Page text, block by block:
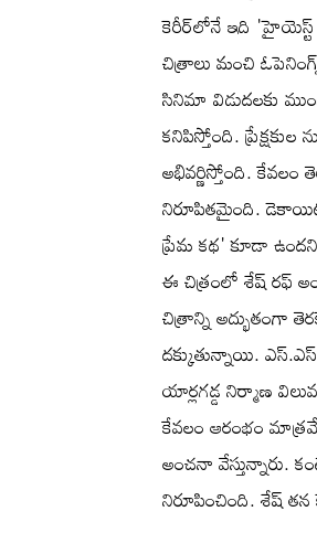
కెరీర్‌లోనే ఇది 'హైయెస్ట్
చిత్రాలు మంచి
సినిమా విడుదలకు
కనిపిస్తోంది.
అభివర్ణిస్తోంది.
నిరూపితమైంది.
ప్రేమ కథ' కూడా
ఈ చిత్రంలో శేష్ రఫ్
చిత్రాన్ని అద్భుతంగా
దక్కుతున్నాయి.
యార్లగడ్డ నిర్మాణ
కేవలం ఆరంభం
అంచనా వేస్తున్నారు.
నిరూపించింది. శేష్